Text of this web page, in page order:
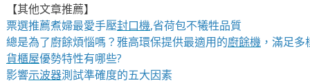
【其他文章推薦】
票選推薦煮婦最愛手壓封口機,省荷包不犧牲品質
總是為了廚餘煩惱嗎？雅高環保提供最適用的廚餘機，滿足多
貨櫃屋優勢特性有哪些?
影響示波器測試準確度的五大因素